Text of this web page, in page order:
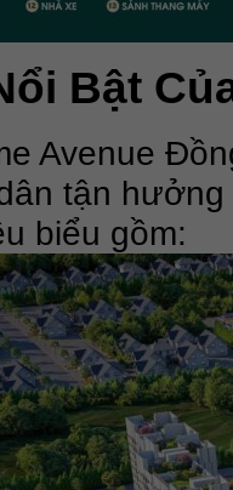
Bật
Avenue
tận
biểu gồm: